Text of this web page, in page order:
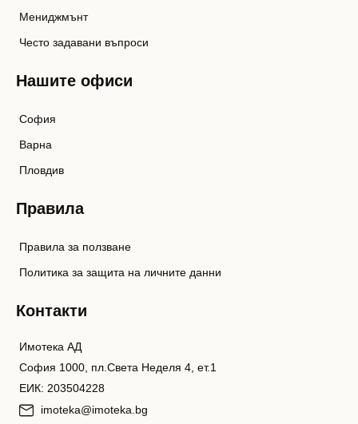
Мениджмънт
Често задавани въпроси
Нашите офиси
София
Варна
Пловдив
Правила
Правила за ползване
Политика за защита на личните данни
Контакти
Имотека АД
София 1000, пл.Света Неделя 4, ет.1
ЕИК: 203504228
imoteka@imoteka.bg